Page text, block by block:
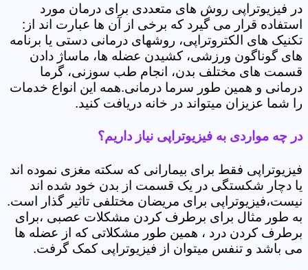
در فیزیوتراپی روش های متعددی برای درمان مورد
استفاده قرار می گیرد که برخی از آن ها عبارت اند از:
تکنیک های الکتروتراپی، روشهای درمانی دستی یا برنامه
های گوناگون ورزشی، کشیدن عضله ها، ماساژ دادن
قسمت های مختلف بدن، انجام طب سوزنی، گرما
درمانی و همین طور سرما درمانی.همه این انواع خدمات
را شما عزیزان میتواند در خانه دریافت کنید.
در چه مواردی به فیزیوتراپی نیاز داریم؟
فیزیوتراپی فقط برای بیمارانی که سکته مغزی نموده اند
یا دچار شکستگی در یک قسمت از بدن خود شده اند
نیست،فیزیوتراپی برای مریضان مختلفی تاثیر گذار است.
به طور مثال برای برطرف کردن مشکلات عصبی ،برای
برطرف کردن درد ، همین طور مشکلاتی که از عضله ها
می باشد و تنفس میتوان از فیزیوتراپی کمک گرفت.